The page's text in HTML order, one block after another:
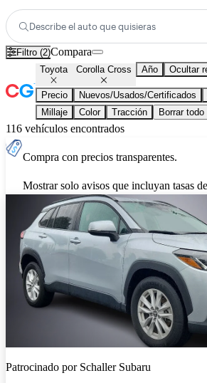
Describe el auto que quisieras
Filtro (2)Compara
Toyota Corolla Cross Año Ocultar
Precio Nuevos/Usados/Certificados
Millaje
Color Tracción Borrar todo
116 vehículos encontrados
Compra con precios transparentes.
Mostrar solo avisos que incluyan tasas
Patrocinado por Schaller Subaru